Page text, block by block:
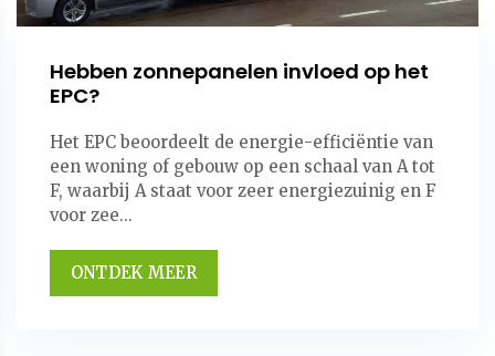
Hebben zonnepanelen invloed op het
EPC?
Het EPC beoordeelt de energie-efficiëntie van
een woning of gebouw op een schaal van A tot
F, waarbij A staat voor zeer energiezuinig en F
voor zee...
ONTDEK MEER